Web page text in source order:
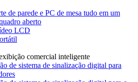
de parede e PC de mesa tudo em um
aberto
LCD
comercial inteligente
de sistema de sinalização digital para